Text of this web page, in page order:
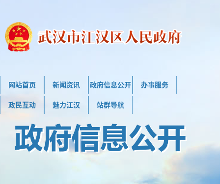
网站首页 新闻资讯 政府信息公开 办事服务
政民互动 魅力江汉 站群导航